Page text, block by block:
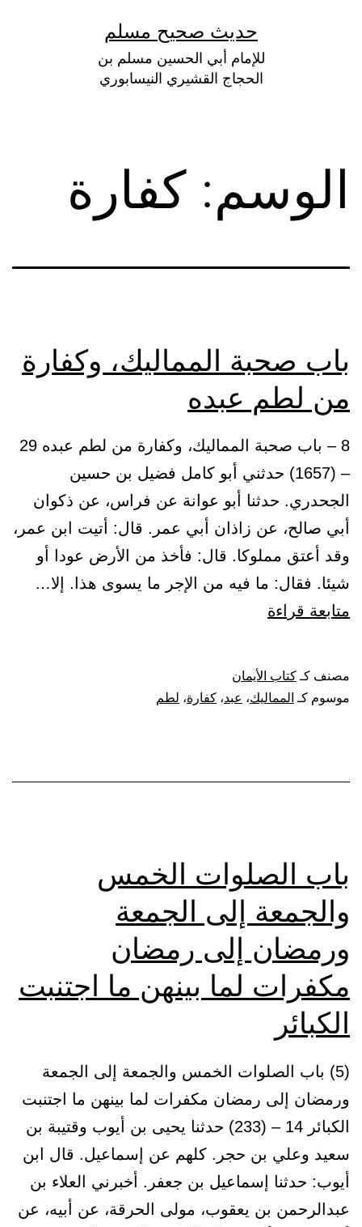
حديث صحيح مسلم
للإمام أبي الحسين مسلم بن
الحجاج القشيري النيسابوري
الوسم:كفارة
باب صحبة المماليك، وكفارة
من لطم عبده
8 – باب صحبة المماليك، وكفارة من لطم عبده 29
– (1657) حدثني أبو كامل فضيل بن حسين
الجحدري. حدثنا أبو عوانة عن فراس، عن ذكوان
أبي صالح، عن زاذان أبي عمر. قال: أتيت ابن عمر،
وقد أعتق مملوكا. قال: فأخذ من الأرض عودا أو
شيئا. فقال: ما فيه من الإجر ما يسوى هذا. إلا…
متابعة قراءة
المماليك،
وكفارة
مصنف كـكتاب الأيمان
موسوم كـ المماليك، عبد، كفارة، لطم
باب الصلوات الخمس
والجمعة إلى الجمعة
ورمضان إلى رمضان
مكفرات لما بينهن ما اجتنبت
الكبائر
(5) باب الصلوات الخمس والجمعة إلى الجمعة
ورمضان إلى رمضان مكفرات لما بينهن ما اجتنبت
الكبائر 14 – (233) حدثنا يحيى بن أيوب وقتيبة بن
سعيد وعلي بن حجر. كلهم عن إسماعيل. قال ابن
أيوب: حدثنا إسماعيل بن جعفر. أخبرني العلاء بن
عبدالرحمن بن يعقوب، مولى الحرقة، عن أبيه، عن